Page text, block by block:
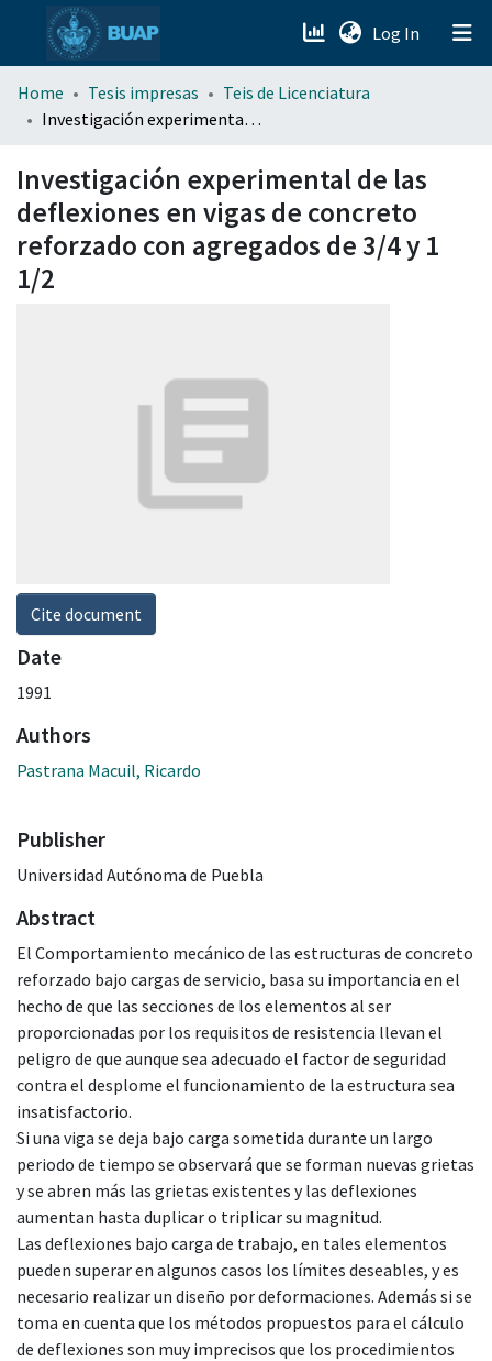
Log In (current)
menu.section.about_menu
Home Tesis impresas
Teis de Licenciatura
Investigación experimental de las deflexiones en vigas de concreto reforzado con agregados de 3/4 y 1 1/2
Investigación experimental de las
deflexiones en vigas de concreto
reforzado con agregados de 3/4 y 1
1/2
Cite document
Date
1991
Authors
Pastrana Macuil, Ricardo
Publisher
Universidad Autónoma de Puebla
Abstract
El Comportamiento mecánico de las estructuras de concreto
reforzado bajo cargas de servicio, basa su importancia en el
hecho de que las secciones de los elementos al ser
proporcionadas por los requisitos de resistencia llevan el
peligro de que aunque sea adecuado el factor de seguridad
contra el desplome el funcionamiento de la estructura sea
insatisfactorio.
Si una viga se deja bajo carga sometida durante un largo
periodo de tiempo se observará que se forman nuevas grietas
y se abren más las grietas existentes y las deflexiones
aumentan hasta duplicar o triplicar su magnitud.
Las deflexiones bajo carga de trabajo, en tales elementos
pueden superar en algunos casos los límites deseables, y es
necesario realizar un diseño por deformaciones. Además si se
toma en cuenta que los métodos propuestos para el cálculo
de deflexiones son muy imprecisos que los procedimientos